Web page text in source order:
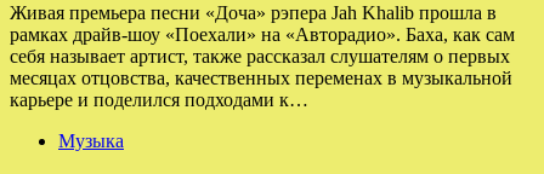
Живая премьера песни «Доча» рэпера Jah Khalib прошла в
рамках драйв-шоу «Поехали» на «Авторадио». Баха, как сам
себя называет артист, также рассказал слушателям о первых
месяцах отцовства, качественных переменах в музыкальной
карьере и поделился подходами к…
Музыка